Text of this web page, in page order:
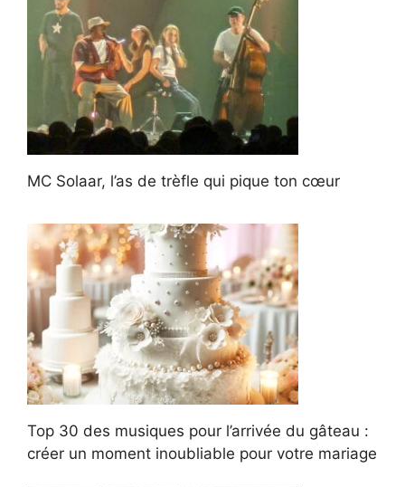
MC Solaar, l’as de trèfle qui pique ton cœur
Top 30 des musiques pour l’arrivée du gâteau :
créer un moment inoubliable pour votre mariage